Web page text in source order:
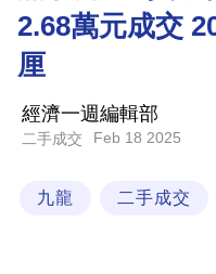
商
科
技
場
2.68萬元成交
厘
經濟一週編輯部
二手成交 Feb 18 2025
九龍 二手成交